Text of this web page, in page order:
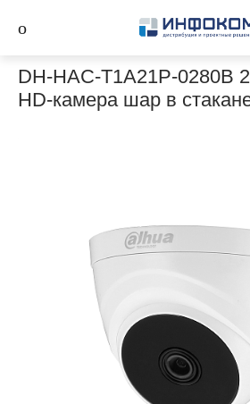
DH-HAC-T1A21P-0280B
HD-камера шар в